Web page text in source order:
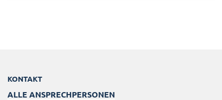
KONTAKT
ALLE ANSPRECHPERSONEN